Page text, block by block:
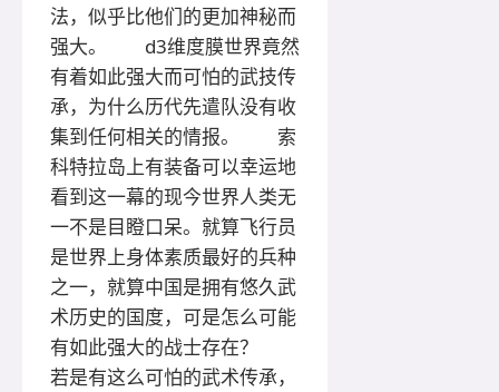
法，似乎比他们的更加神秘而
强大。 d3维度膜世界竟然
有着如此强大而可怕的武技传
承，为什么历代先遣队没有收
集到任何相关的情报。 索
科特拉岛上有装备可以幸运地
看到这一幕的现今世界人类无
一不是目瞪口呆。就算飞行员
是世界上身体素质最好的兵种
之一，就算中国是拥有悠久武
术历史的国度，可是怎么可能
有如此强大的战士存在？
若是有这么可怕的武术传承，